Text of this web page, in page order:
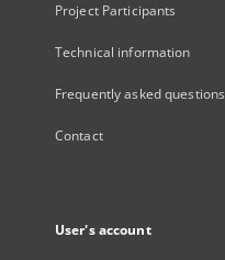
Project Participants
Technical information
Frequently asked questions
Contact
User's account